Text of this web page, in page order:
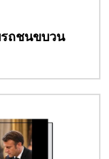
ถชนขบวน